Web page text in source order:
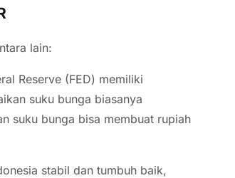
lain:
Reserve (FED) memiliki
suku bunga biasanya
suku bunga bisa membuat rupiah
stabil dan tumbuh baik,